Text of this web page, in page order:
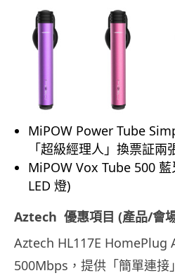
MiPOW Power Tube
「超級經理人」換票証兩
MiPOW Vox Tube 500
LED 燈)
Aztech 優惠項目 (產品/會
Aztech HL117E HomePlug
500Mbps，提供「簡單連接